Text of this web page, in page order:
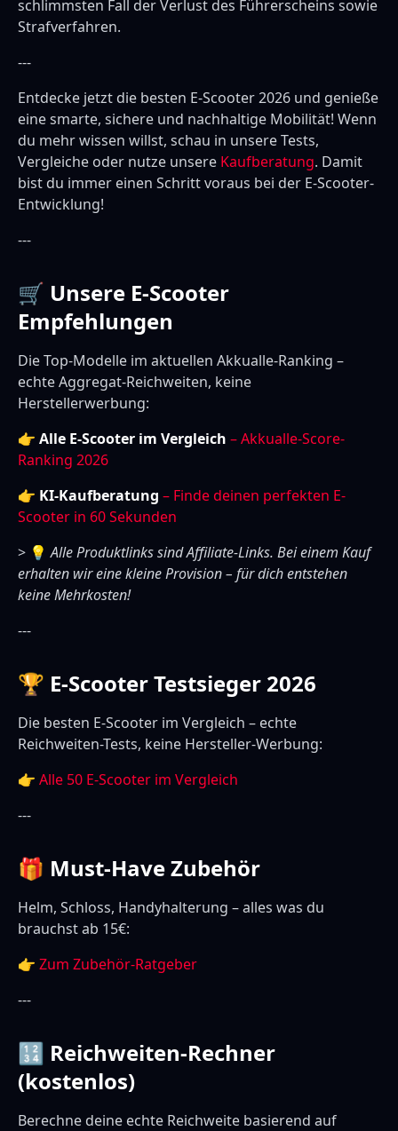
schlimmsten Fall der Verlust des Führerscheins sowie
Strafverfahren.
---
Entdecke jetzt die besten E-Scooter 2026 und genieße
eine smarte, sichere und nachhaltige Mobilität! Wenn
du mehr wissen willst, schau in unsere Tests,
Vergleiche oder nutze unsere Kaufberatung. Damit
bist du immer einen Schritt voraus bei der E-Scooter-
Entwicklung!
---
🛒 Unsere E-Scooter
Empfehlungen
Die Top-Modelle im aktuellen Akkualle-Ranking –
echte Aggregat-Reichweiten, keine
Herstellerwerbung:
👉 Alle E-Scooter im Vergleich – Akkualle-Score-
Ranking 2026
👉 KI-Kaufberatung – Finde deinen perfekten E-
Scooter in 60 Sekunden
> 💡Alle Produktlinks sind Affiliate-Links. Bei einem Kauf
erhalten wir eine kleine Provision – für dich entstehen
keine Mehrkosten!
---
🏆 E-Scooter Testsieger 2026
Die besten E-Scooter im Vergleich – echte
Reichweiten-Tests, keine Hersteller-Werbung:
👉 Alle 50 E-Scooter im Vergleich
---
🎁 Must-Have Zubehör
Helm, Schloss, Handyhalterung – alles was du
brauchst ab 15€:
👉 Zum Zubehör-Ratgeber
---
🔢 Reichweiten-Rechner
(kostenlos)
Berechne deine echte Reichweite basierend auf